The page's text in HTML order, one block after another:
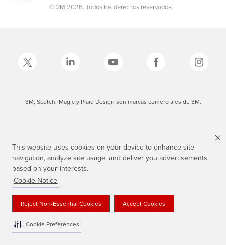
This website uses cookies on your device to enhance site
navigation, analyze site usage, and deliver you advertisements
based on your interests.
Cookie Notice
Reject Non-Essential Cookies Accept Cookies
Cookie Preferences
© 3M 2026. Todos los derechos reservados.
3M, Scotch, Magic y Plaid Design son marcas comerciales de 3M.